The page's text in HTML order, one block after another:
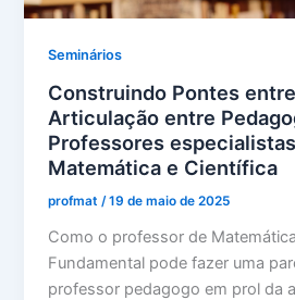
Seminários
Construindo Pontes
Articulação entre
Professores
Matemática e Científica
profmat/19 de maio de 2025
Como o professor de
Fundamental pode fazer uma
professor pedagogo em prol da